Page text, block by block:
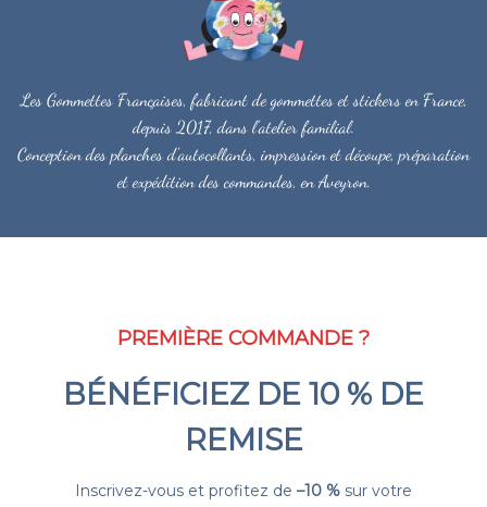
Les Gommettes Françaises, fabricant de gommettes et stickers en France,
depuis 2017, dans l'atelier familial.
Conception des planches d'autocollants, impression et découpe, préparation
et expédition des commandes, en Aveyron.